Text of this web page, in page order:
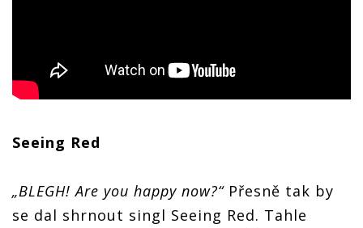
Seeing Red
„BLEGH! Are you happy now?“Přesně tak by
se dal shrnout singl Seeing Red. Tahle